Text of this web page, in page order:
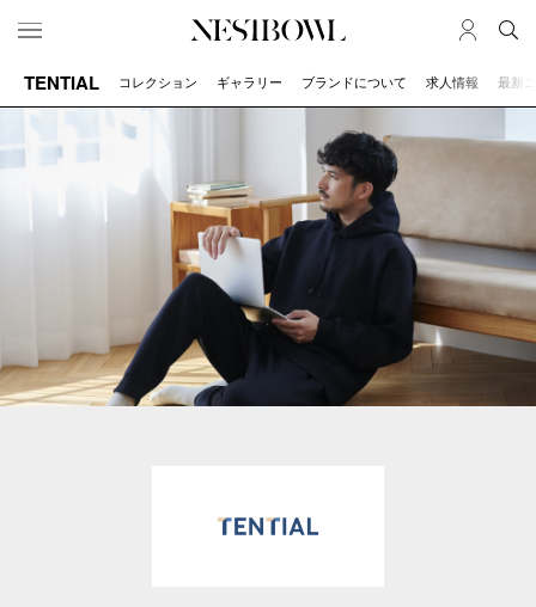
HOME JOB
求人検索
新着求人
ブランド一覧
エデュケーション
ニュース＆イベント
データ
COLLABORATION
コラボ募集一覧
コラボ募集記事
会員登録
TENTIAL コレクション ギャラリー ブランドについて 求人情報 最新